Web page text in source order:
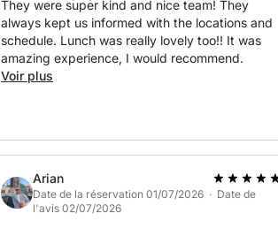
They were super kind and nice team! They
always kept us informed with the locations and
schedule. Lunch was really lovely too!! It was
amazing experience, I would recommend.
Voir plus
Arian
Date de la réservation 01/07/2026 · Date de
l'avis 02/07/2026